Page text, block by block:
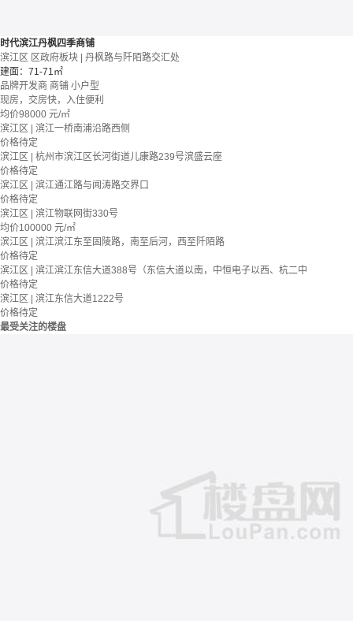
时代滨江丹枫四季商铺
滨江区 区政府板块 | 丹枫路与阡陌路交汇处
建面：71-71㎡
品牌开发商 商铺 小户型
现房，交房快，入住便利
均价98000 元/㎡
滨江区 | 滨江一桥南浦沿路西侧
价格待定
滨江区 | 杭州市滨江区长河街道儿康路239号滨盛云座
价格待定
滨江区 | 滨江通江路与闻涛路交界口
价格待定
滨江区 | 滨江物联网街330号
均价100000 元/㎡
滨江区 | 滨江滨江东至固陵路，南至后河，西至阡陌路
价格待定
滨江区 | 滨江滨江东信大道388号（东信大道以南，中恒电子以西、杭二中
价格待定
滨江区 | 滨江东信大道1222号
价格待定
最受关注的楼盘